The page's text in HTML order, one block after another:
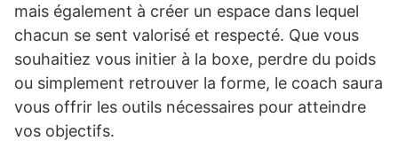
mais également à créer un espace dans lequel
chacun se sent valorisé et respecté. Que vous
souhaitiez vous initier à la boxe, perdre du poids
ou simplement retrouver la forme, le coach saura
vous offrir les outils nécessaires pour atteindre
vos objectifs.